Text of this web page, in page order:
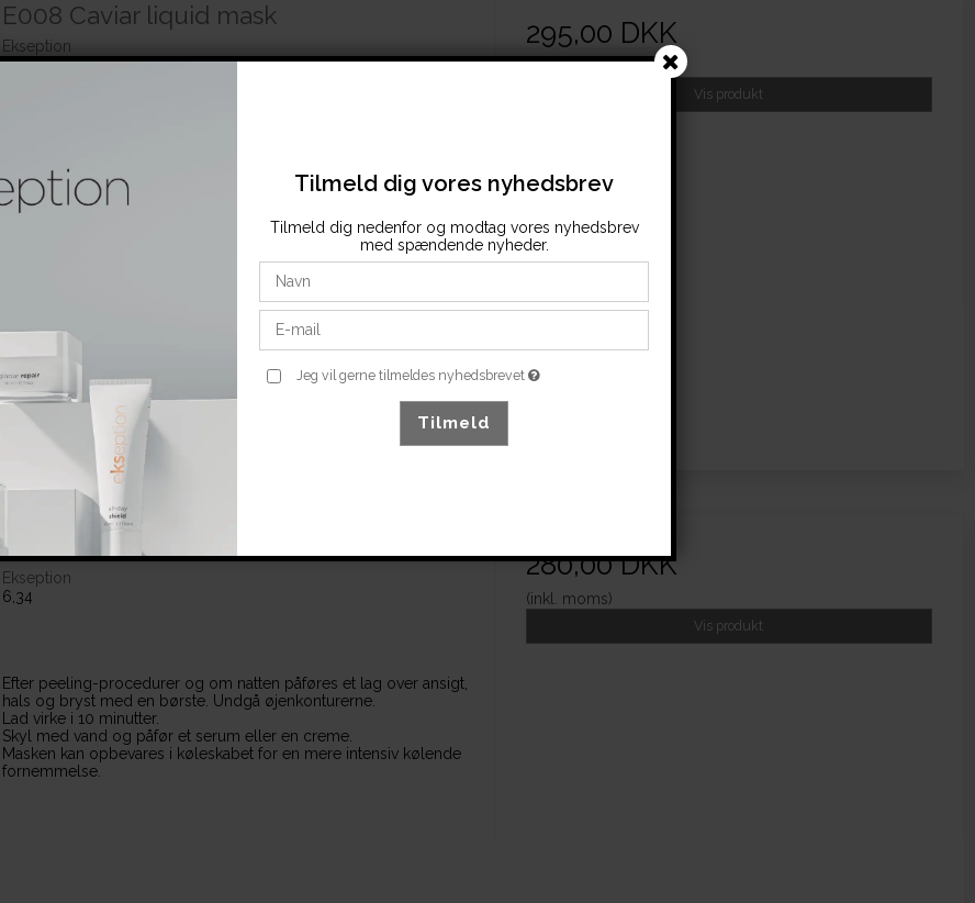
E008 Caviar liquid mask
Ekseption
6,30.
Massér forsigtigt huden og lad den stå i 10 minutter.
Påfør derefter en creme.
295,00 DKK
(inkl. moms)
Vis produkt
E109 Post peel glaciar mask
Ekseption
6,34
Efter peeling-procedurer og om natten påføres et lag over ansigt,
hals og bryst med en børste. Undgå øjenkonturerne.
Lad virke i 10 minutter.
Skyl med vand og påfør et serum eller en creme.
Masken kan opbevares i køleskabet for en mere intensiv kølende
fornemmelse.
280,00 DKK
(inkl. moms)
Vis produkt
Tilmeld dig vores nyhedsbrev
Tilmeld dig nedenfor og modtag vores nyhedsbrev
med spændende nyheder.
Jeg vil gerne tilmeldes nyhedsbrevet
Tilmeld